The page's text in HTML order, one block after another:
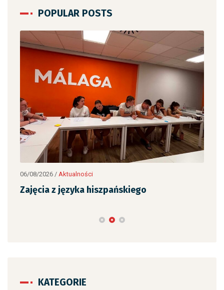
POPULAR POSTS
06/08/2026 / Aktualności
Zajęcia z języka hiszpańskiego
KATEGORIE